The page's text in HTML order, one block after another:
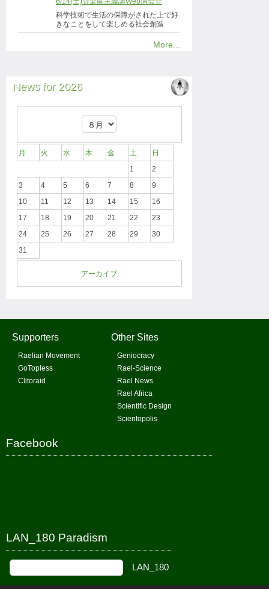
科学技術で生活の保障がされた上で好
きなことをして楽しめる社会創造
More...
News for 2026
月 火 水 木 金 土
日
1
2
3
4 5 6 7 8
9
10
11 12 13 14 15
16
17
18 19 20 21 22
23
24
25 26 27 28 29
30
31
アーカイブ
Supporters
Raelian Movement
GoTopless
Clitoraid
Other Sites
Geniocracy
Rael-Science
Rael News
Rael Africa
Scientific Design
Scientopolis
Facebook
LAN_180 Paradism